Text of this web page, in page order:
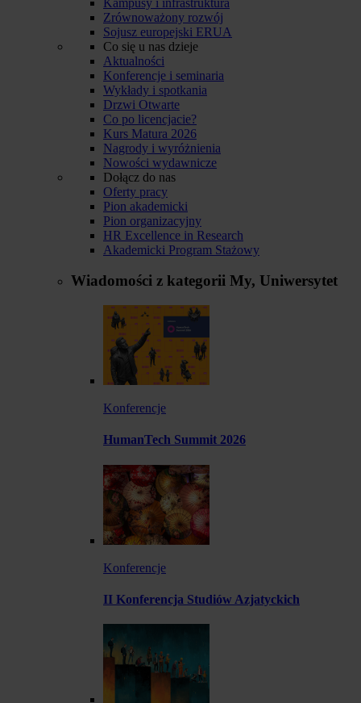
Zrównoważony rozwój
Sojusz europejski ERUA
Co się u nas dzieje
Aktualności
Konferencje i seminaria
Wykłady i spotkania
Drzwi Otwarte
Co po licencjacie?
Kurs Matura 2026
Nagrody i wyróżnienia
Nowości wydawnicze
Dołącz do nas
Oferty pracy
Pion akademicki
Pion organizacyjny
HR Excellence in Research
Akademicki Program Stażowy
Wiadomości z kategorii My, Uniwersytet
Konferencje
HumanTech Summit 2026
Konferencje
II Konferencja Studiów Azjatyckich